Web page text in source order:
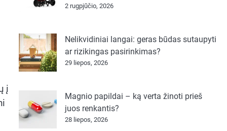
į
2 rugpjūčio, 2026
Nelikvidiniai langai: geras būdas sutaupyti
ar rizikingas pasirinkimas?
29 liepos, 2026
Magnio papildai – ką verta žinoti prieš
juos renkantis?
28 liepos, 2026